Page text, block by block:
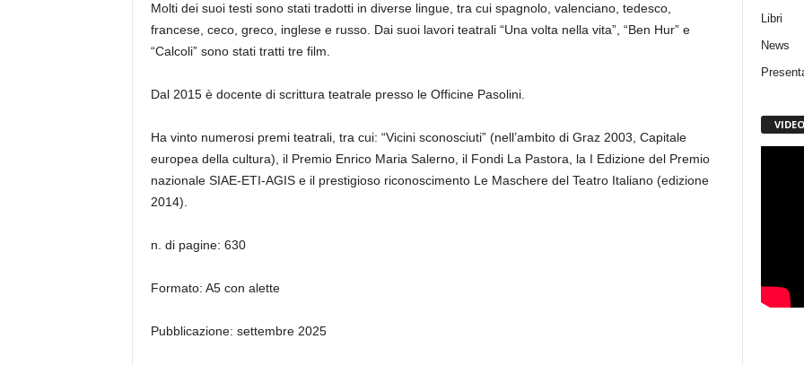
Molti dei suoi testi sono stati tradotti in diverse lingue, tra cui spagnolo, valenciano, tedesco,
francese, ceco, greco, inglese e russo. Dai suoi lavori teatrali “Una volta nella vita”, “Ben Hur” e
“Calcoli” sono stati tratti tre film.
Dal 2015 è docente di scrittura teatrale presso le Officine Pasolini.
Ha vinto numerosi premi teatrali, tra cui: “Vicini sconosciuti” (nell’ambito di Graz 2003, Capitale
europea della cultura), il Premio Enrico Maria Salerno, il Fondi La Pastora, la I Edizione del Premio
nazionale SIAE-ETI-AGIS e il prestigioso riconoscimento Le Maschere del Teatro Italiano (edizione
2014).
n. di pagine: 630
Formato: A5 con alette
Pubblicazione: settembre 2025
Libri
News
VIDEO